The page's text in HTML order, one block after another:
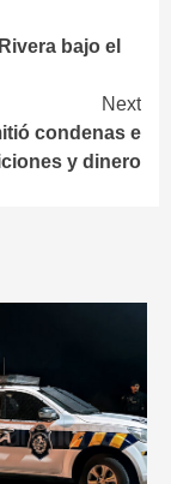
bajo el
Next
condenas e
y dinero